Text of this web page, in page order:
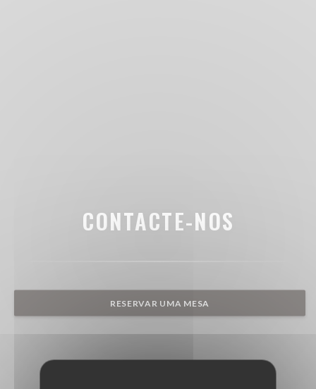
CONTACTE-NOS
RESERVAR UMA MESA